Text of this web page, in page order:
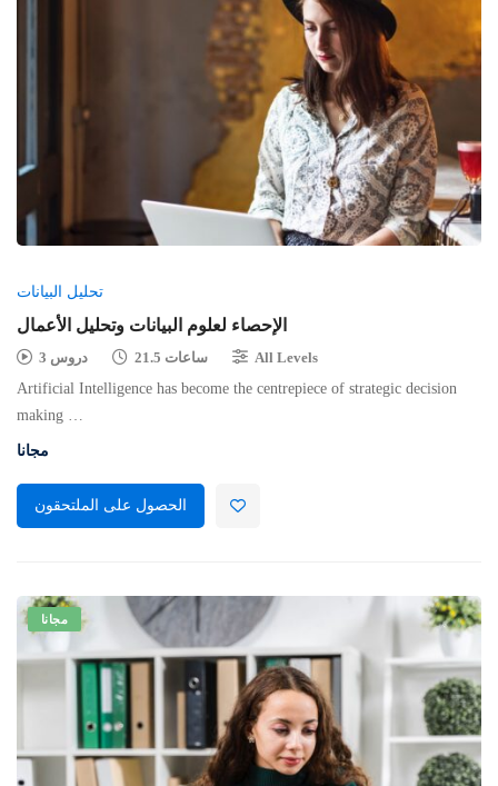
تحليل البيانات
الإحصاء لعلوم البيانات وتحليل الأعمال
3 دروس 21.5 ساعات
All Levels
Artificial Intelligence has become the centrepiece of strategic decision
making …
مجانا
الحصول على الملتحقون
مجانا